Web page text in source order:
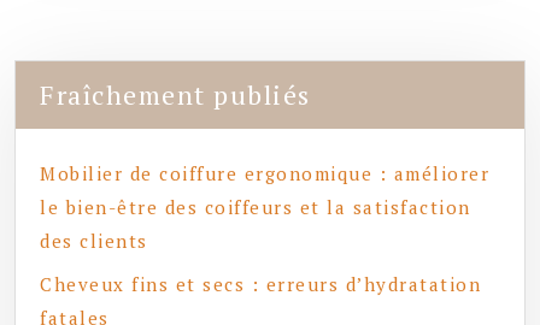
Fraîchement publiés
Mobilier de coiffure ergonomique : améliorer
le bien-être des coiffeurs et la satisfaction
des clients
Cheveux fins et secs : erreurs d’hydratation
fatales